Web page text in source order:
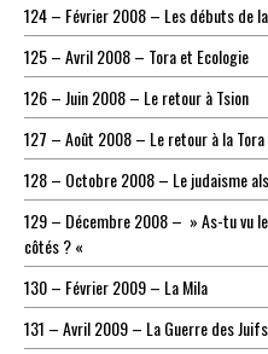
124 – Février 2008 – Les débuts de
125 – Avril 2008 – Tora et Ecologie
126 – Juin 2008 – Le retour à Tsion
127 – Août 2008 – Le retour à la
128 – Octobre 2008 – Le judaisme
129 – Décembre 2008 – » As-tu vu
côtés ? «
130 – Février 2009 – La Mila
131 – Avril 2009 – La Guerre des Juifs